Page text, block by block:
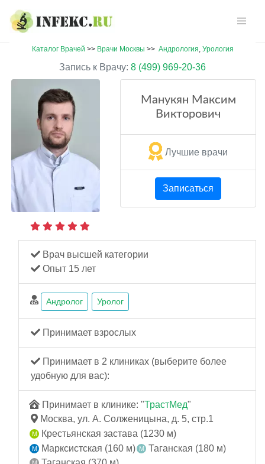
Каталог Врачей >> Врачи Москвы >> Андрология, Урология
Запись к Врачу: 8 (499) 969-20-36
Манукян Максим
Викторович
Лучшие врачи
Записаться
Врач высшей категории
Опыт 15 лет
Андролог Уролог
Принимает взрослых
Принимает в 2 клиниках (выберите более
удобную для вас):
Принимает в клинике: "ТрастМед"
Москва, ул. А. Солженицына, д. 5, стр.1
Крестьянская застава (1230 м)
Марксистская (160 м)
Таганская (180 м)